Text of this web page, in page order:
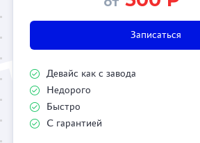
Записаться
Девайс как с завода
Недорого
Быстро
С гарантией